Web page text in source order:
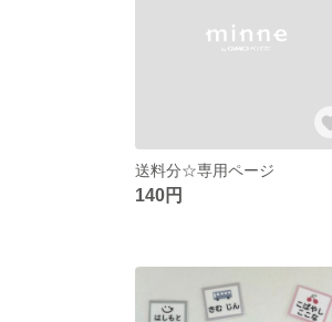
送料分☆専用ページ
140円